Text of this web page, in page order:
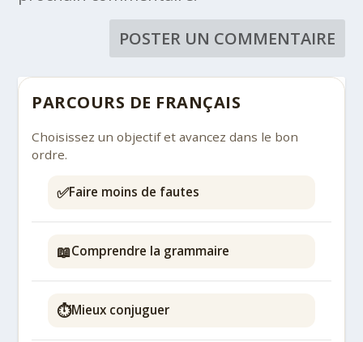
PARCOURS DE FRANÇAIS
Choisissez un objectif et avancez dans le bon
ordre.
✅Faire moins de fautes
📖Comprendre la grammaire
⏱️Mieux conjuguer